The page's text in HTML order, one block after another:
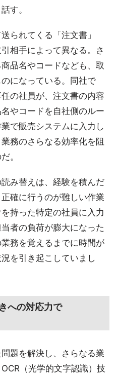
す。
られてくる「注文書」
相手によって異なる。さ
品名やコードなども、取
になっている。同社で
の社員が、注文書の内容
やコードを自社側のルー
で販売システムに入力し
務のさらなる効率化を阻
。
読み替えは、経験を積んだ
確に行うのが難しい作業
持った特定の社員に入力
者の負荷が膨大になった
務を覚えるまでに時間が
を引き起こしていまし
への対応力で
題を解決し、さらなる業
（光学的文字認識）技